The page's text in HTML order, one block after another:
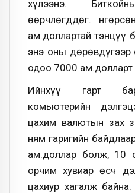
хүлээнэ.
өөрчлөгддөг.
ам.доллартай тэнцүү
энэ оны
одоо 7000
Ийнхүү гарт
комьютерийн
цахим валютын зах
ням гаригийн
ам.доллар болж, 10
орчим хувиар өсч
цахиур хагалж